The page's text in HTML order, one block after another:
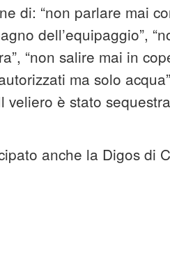
di: “non parlare mai
dell’equipaggio”,
“non salire mai in
ma solo
veliero è stato
anche la Digos di